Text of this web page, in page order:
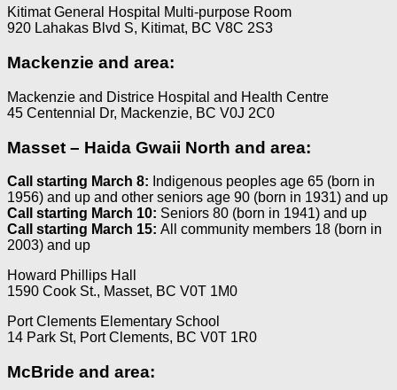
Kitimat General Hospital Multi-purpose Room
920 Lahakas Blvd S, Kitimat, BC V8C 2S3
Mackenzie and area:
Mackenzie and Districe Hospital and Health Centre
45 Centennial Dr, Mackenzie, BC V0J 2C0
Masset – Haida Gwaii North and area:
Call starting March 8: Indigenous peoples age 65 (born in
1956) and up and other seniors age 90 (born in 1931) and up
Call starting March 10: Seniors 80 (born in 1941) and up
Call starting March 15: All community members 18 (born in
2003) and up
Howard Phillips Hall
1590 Cook St., Masset, BC V0T 1M0
Port Clements Elementary School
14 Park St, Port Clements, BC V0T 1R0
McBride and area: